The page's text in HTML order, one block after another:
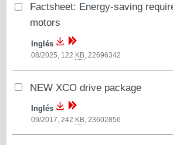
Factsheet: Energy-saving
motors
Inglés
08/2025, 122 KB 22696342
NEW XCO drive package
Inglés
09/2017, 242 KB 23602856